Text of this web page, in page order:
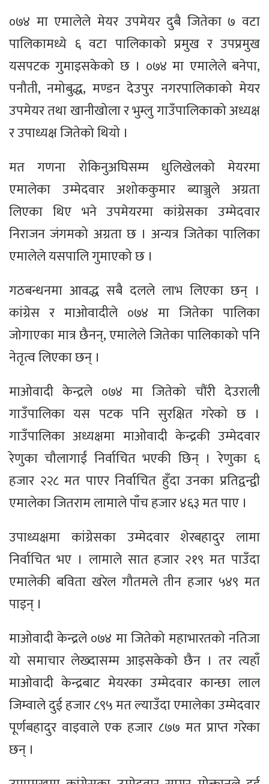
०७४ मा एमालेले मेयर उपमेयर दुबै जितेका ७ वटा
पालिकामध्ये ६ वटा पालिकाको प्रमुख र उपप्रमुख
यसपटक गुमाइसकेको छ । ०७४ मा एमालेले बनेपा,
पनौती, नमोबुद्ध, मण्डन देउपुर नगरपालिकाको मेयर
उपमेयर तथा खानीखोला र भुम्लु गाउँपालिकाको अध्यक्ष
र उपाध्यक्ष जितेको थियो ।
मत गणना रोकिनुअघिसम्म धुलिखेलको मेयरमा
एमालेका उम्मेदवार अशोककुमार ब्याञ्जुले अग्रता
लिएका थिए भने उपमेयरमा कांग्रेसका उम्मेदवार
निराजन जंगमको अग्रता छ । अन्यत्र जितेका पालिका
एमालेले यसपालि गुमाएको छ ।
गठबन्धनमा आवद्ध सबै दलले लाभ लिएका छन् ।
कांग्रेस र माओवादीले ०७४ मा जितेका पालिका
जोगाएका मात्र छैनन्, एमालेले जितेका पालिकाको पनि
नेतृत्व लिएका छन् ।
माओवादी केन्द्रले ०७४ मा जितेको चौंरी देउराली
गाउँपालिका यस पटक पनि सुरक्षित गरेको छ ।
गाउँपालिका अध्यक्षमा माओवादी केन्द्रकी उम्मेदवार
रेणुका चौलागाईं निर्वाचित भएकी छिन् । रेणुका ६
हजार २२८ मत पाएर निर्वाचित हुँदा उनका प्रतिद्वन्द्वी
एमालेका जितराम लामाले पाँच हजार ४६३ मत पाए ।
उपाध्यक्षमा कांग्रेसका उम्मेदवार शेरबहादुर लामा
निर्वाचित भए । लामाले सात हजार २१९ मत पाउँदा
एमालेकी बविता खरेल गौतमले तीन हजार ५४९ मत
पाइन् ।
माओवादी केन्द्रले ०७४ मा जितेको महाभारतको नतिजा
यो समाचार लेख्दासम्म आइसकेको छैन । तर त्यहाँ
माओवादी केन्द्रबाट मेयरका उम्मेदवार कान्छा लाल
जिम्वाले दुई हजार ८९५ मत ल्याउँदा एमालेका उम्मेदवार
पूर्णबहादुर वाइवाले एक हजार ८७७ मत प्राप्त गरेका
छन् ।